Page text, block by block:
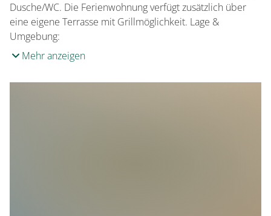
Dusche/WC. Die Ferienwohnung verfügt zusätzlich über
eine eigene Terrasse mit Grillmöglichkeit. Lage &
Umgebung:
Mehr anzeigen